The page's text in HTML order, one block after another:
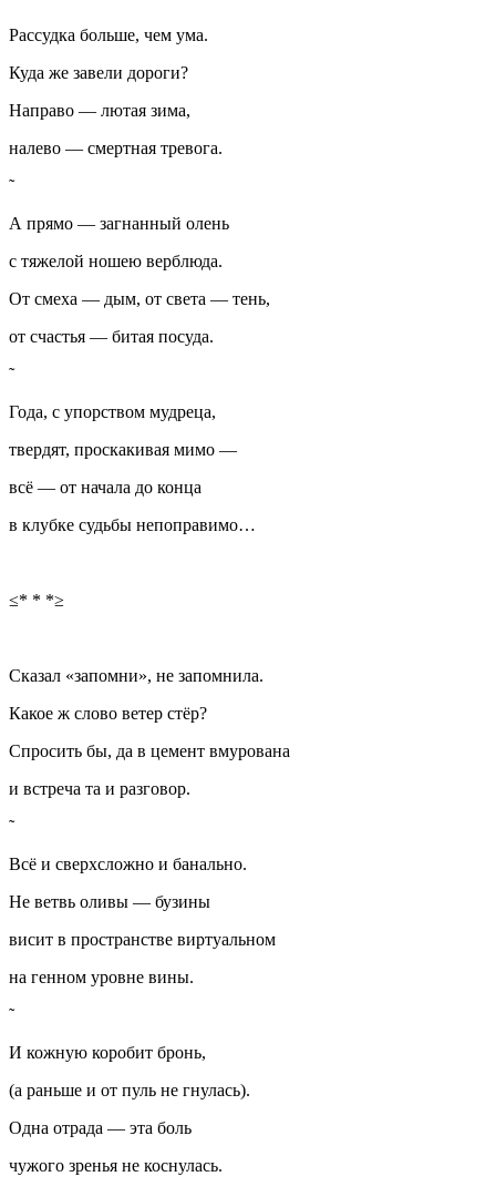
Рассудка больше, чем ума.
Куда же завели дороги?
Направо — лютая зима,
налево — смертная тревога.
А прямо — загнанный олень
с тяжелой ношею верблюда.
От смеха — дым, от света — тень,
от счастья — битая посуда.
Года, с упорством мудреца,
твердят, проскакивая мимо —
всё — от начала до конца
в клубке судьбы непоправимо…
≤* * *≥
Сказал «запомни», не запомнила.
Какое ж слово ветер стёр?
Спросить бы, да в цемент вмурована
и встреча та и разговор.
Всё и сверхсложно и банально.
Не ветвь оливы — бузины
висит в пространстве виртуальном
на генном уровне вины.
И кожную коробит бронь,
(а раньше и от пуль не гнулась).
Одна отрада — эта боль
чужого зренья не коснулась.